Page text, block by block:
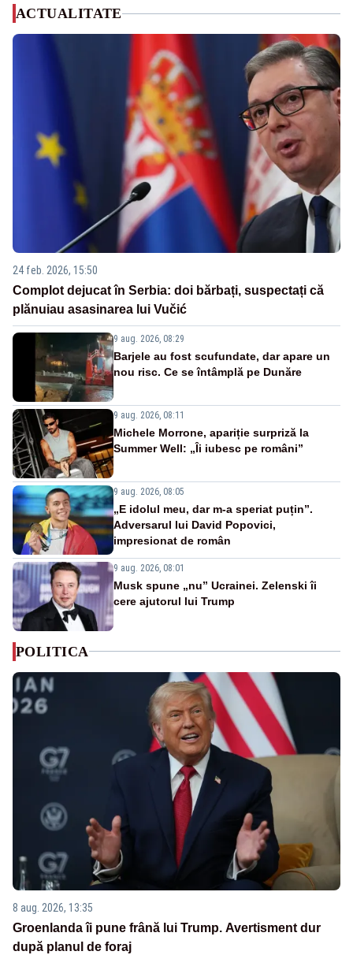
ACTUALITATE
24 feb. 2026, 15:50
Complot dejucat în Serbia: doi bărbați, suspectați că
plănuiau asasinarea lui Vučić
9 aug. 2026, 08:29
Barjele au fost scufundate, dar apare un
nou risc. Ce se întâmplă pe Dunăre
9 aug. 2026, 08:11
Michele Morrone, apariție surpriză la
Summer Well: „Îi iubesc pe români”
9 aug. 2026, 08:05
„E idolul meu, dar m-a speriat puțin”.
Adversarul lui David Popovici,
impresionat de român
9 aug. 2026, 08:01
Musk spune „nu” Ucrainei. Zelenski îi
cere ajutorul lui Trump
POLITICA
8 aug. 2026, 13:35
Groenlanda îi pune frână lui Trump. Avertisment dur
după planul de foraj